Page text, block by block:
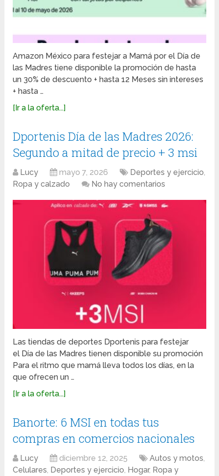
Amazon México para festejar a Mamá por el Día de
las Madres tiene disponible la promoción de hasta
un 30% de descuento + hasta 12 Meses sin intereses
+ hasta …
[Ir a la oferta...]
Dportenis Día de las Madres 2026:
Segundo a mitad de precio + 3 msi
Lucy mayo 7, 2026 Deportes y ejercicio,
Ropa y calzado
No hay comentarios
Las tiendas de deportes Dportenis para festejar
el Día de las Madres tienen disponible su promoción
Para el ritmo que mamá lleva todos los días, en la
que ofrecen un …
[Ir a la oferta...]
Banorte: 6 MSI en todas tus
compras en comercios nacionales
Lucy diciembre 12, 2025 Autos y motos,
Celulares, Deportes y ejercicio, Hogar, Ropa y